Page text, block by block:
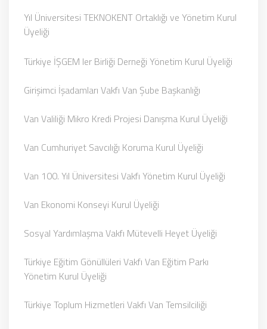
Yıl Üniversitesi TEKNOKENT Ortaklığı ve Yönetim Kurul
Üyeliği
Türkiye İŞGEM ler Birliği Derneği Yönetim Kurul Üyeliği
Girişimci İşadamları Vakfı Van Şube Başkanlığı
Van Valiliği Mikro Kredi Projesi Danışma Kurul Üyeliği
Van Cumhuriyet Savcılığı Koruma Kurul Üyeliği
Van 100. Yıl Üniversitesi Vakfı Yönetim Kurul Üyeliği
Van Ekonomi Konseyi Kurul Üyeliği
Sosyal Yardımlaşma Vakfı Mütevelli Heyet Üyeliği
Türkiye Eğitim Gönüllüleri Vakfı Van Eğitim Parkı
Yönetim Kurul Üyeliği
Türkiye Toplum Hizmetleri Vakfı Van Temsilciliği